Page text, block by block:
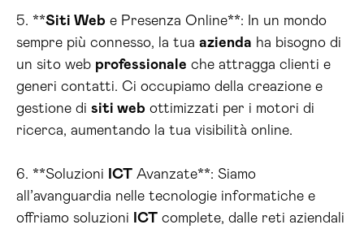
5. **Siti Web e Presenza Online**: In un mondo
sempre più connesso, la tua azienda ha bisogno di
un sito web professionale che attragga clienti e
generi contatti. Ci occupiamo della creazione e
gestione di siti web ottimizzati per i motori di
ricerca, aumentando la tua visibilità online.
6. **Soluzioni ICT Avanzate**: Siamo
all’avanguardia nelle tecnologie informatiche e
offriamo soluzioni
ICT complete, dalle reti aziendali